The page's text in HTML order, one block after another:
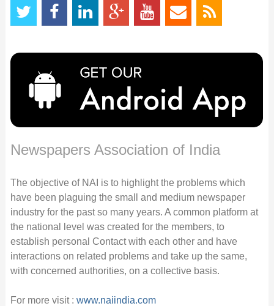
Newspapers Association of India
The objective of NAI is to highlight the problems which
have been plaguing the small and medium newspaper
industry for the past so many years. A common platform at
the national level was created for the members, to
establish personal Contact with each other and have
interactions on related problems and take up the same,
with concerned authorities, on a collective basis.
For more visit : www.naiindia.com